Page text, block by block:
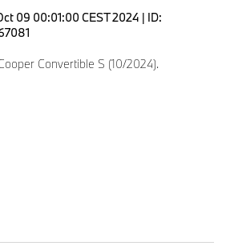
09 00:01:00 CEST 2024 | ID:
Convertible S (10/2024).